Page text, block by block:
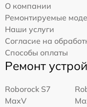
О компании
Ремонтируемые
Наши услуги
Согласие на
Способы оплаты
Ремонт
Roborock S7
MaxV